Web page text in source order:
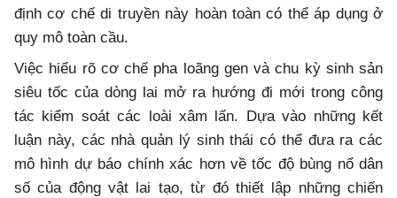
định cơ chế di truyền này hoàn toàn có thể áp dụng ở
quy mô toàn cầu.
Việc hiểu rõ cơ chế pha loãng gen và chu kỳ sinh sản
siêu tốc của dòng lai mở ra hướng đi mới trong công
tác kiểm soát các loài xâm lấn. Dựa vào những kết
luận này, các nhà quản lý sinh thái có thể đưa ra các
mô hình dự báo chính xác hơn về tốc độ bùng nổ dân
số của động vật lai tạo, từ đó thiết lập những chiến